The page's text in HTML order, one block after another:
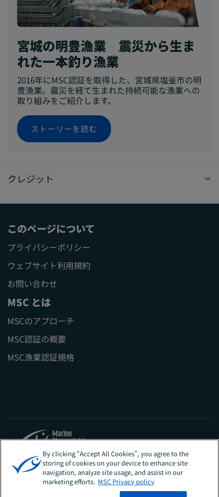
宮城の明豊漁業 震災から生ま
れた一本釣り漁業
2016年にMSC認証を取得した、宮城県塩釜市の明
豊漁業。震災を経て生まれた持続可能な漁業への
取り組みをご紹介します。
ストーリーを読む
クレジット
このページについて
プライバシーポリシー
ウェブサイト利用規約
お問い合わせ
MSC とは
MSCのアプローチ
MSC認証の概要
MSC漁業認証規格
Sites
日本
By clicking “Accept All Cookies”, you agree to the
storing of cookies on your device to enhance site
navigation, analyze site usage, and assist in our
marketing efforts. MSC Privacy policy